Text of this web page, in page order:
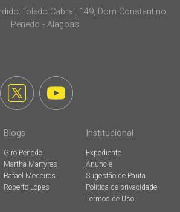
Toledo Cabral, 149, Dom Constantino.
Penedo - Alagoas
Blogs
Giro Penedo
Martha Martyres
Rafael Medeiros
Roberto Lopes
Institucional
Expediente
Anuncie
Sugestão de Pauta
Política de privacidade
Termos de Uso